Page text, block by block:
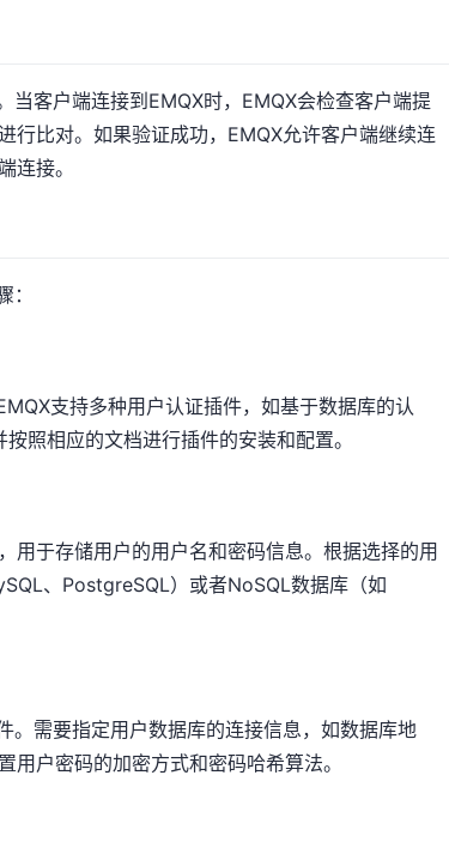
客户端连接到EMQX时，EMQX会检查客户端提
行比对。如果验证成功，EMQX允许客户端继续连
连接。
支持多种用户认证插件，如基于数据库的认
照相应的文档进行插件的安装和配置。
用于存储用户的用户名和密码信息。根据选择的用
、PostgreSQL）或者NoSQL数据库（如
。需要指定用户数据库的连接信息，如数据库地
户密码的加密方式和密码哈希算法。